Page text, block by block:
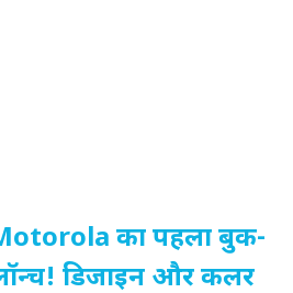
का पहला बुक-
डिजाइन और कलर